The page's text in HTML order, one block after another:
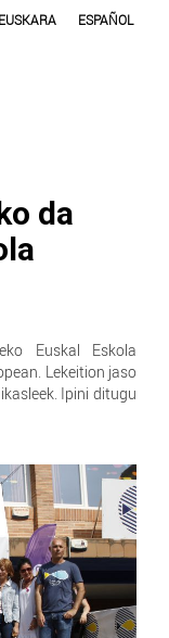
EUSKARA ESPAÑOL
da
Euskal Eskola
Lekeition jaso
Ipini ditugu